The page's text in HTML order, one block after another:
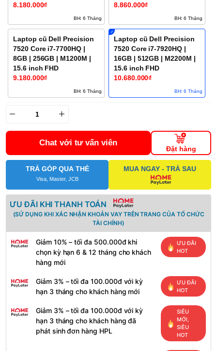
8.180.000₫
BH: 6 Tháng
8.860.000₫
BH: 6 Tháng
Laptop cũ Dell Precision
7520 Core i7-7700HQ |
8GB | 256GB | M1200M |
15.6 inch FHD
9.180.000₫
BH: 6 Tháng
Laptop cũ Dell Precision
7520 Core i7-7920HQ |
16GB | 512GB | M2200M |
15.6 inch FHD
10.680.000₫
BH: 6 Tháng
Chat với tư vấn viên
Đặt hàng
TRẢ GÓP QUA THẺ
Visa, Master, JCB
MUA NGAY - TRẢ SAU
ƯU ĐÃI KHI THANH TOÁN
(SỬ DỤNG KHI XÁC NHẬN KHOẢN VAY TRÊN TRANG CỦA TỔ CHỨC
TÀI CHÍNH)
Giảm 10% – tối đa 500.000đ khi
chọn kỳ hạn 6 & 12 tháng cho khách
hàng mới
ƯU ĐÃI
HOT
Giảm 3% – tối đa 100.000đ với kỳ
hạn 3 tháng cho khách hàng mới
ƯU ĐÃI
HOT
Giảm 3% – tối đa 100.000đ với kỳ
hạn 3 tháng cho khách hàng đã
phát sinh đơn hàng HPL
SIÊU
MỚI,
SIÊU
HOT